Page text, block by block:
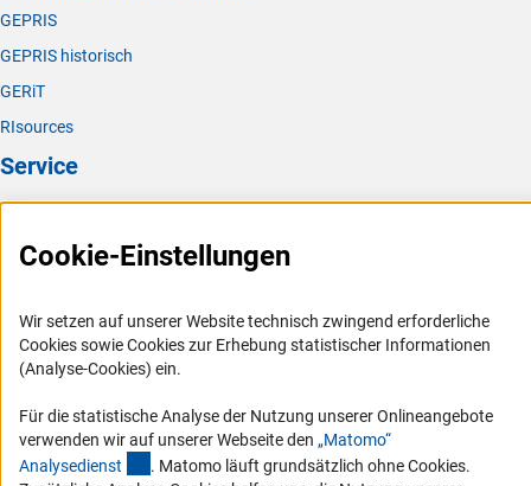
GEPRIS
GEPRIS historisch
GERiT
RIsources
Service
FAQ
Logo und Corporate Design
RSS-Feeds
Vergabeverfahren
Barrierefreiheit
Cookie-Einstellungen
Wir setzen auf unserer Website technisch zwingend erforderliche
Cookies sowie Cookies zur Erhebung statistischer Informationen
(Analyse-Cookies) ein.
Für die statistische Analyse der Nutzung unserer Onlineangebote
verwenden wir auf unserer Webseite den „Matomo“
Analysedienst (externer Link)
. Matomo läuft grundsätzlich ohne Cookies.